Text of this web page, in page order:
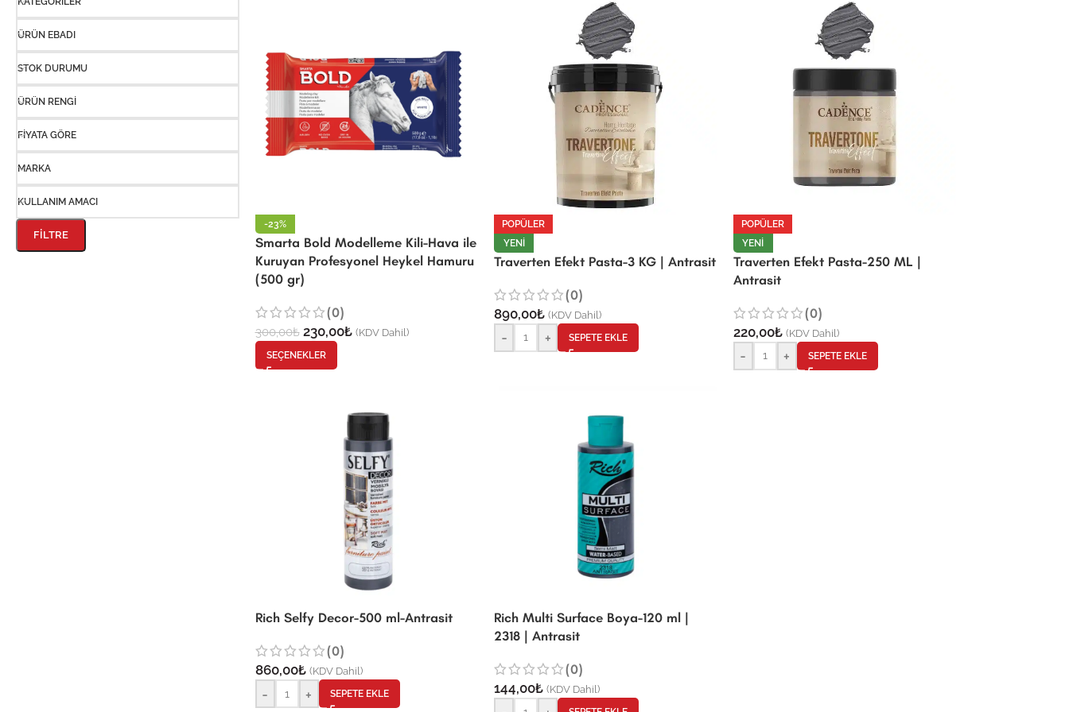
ÜRÜN EBADI
STOK DURUMU
ÜRÜN RENGI
FIYATA GÖRE
MARKA
KULLANIM AMACI
FILTRE
-23%
Smarta Bold Modelleme Kili-Hava ile
Kuruyan Profesyonel Heykel Hamuru
(500 gr)
(0)
300,00₺ 230,00₺ (KDV Dahil)
SEÇENEKLER
POPÜLER
YENI
Traverten Efekt Pasta-3 KG | Antrasit
(0)
890,00₺ (KDV Dahil)
- + SEPETE EKLE
POPÜLER
YENI
Traverten Efekt Pasta-250 ML |
Antrasit
(0)
220,00₺ (KDV Dahil)
- + SEPETE EKLE
Rich Selfy Decor-500 ml-Antrasit
(0)
860,00₺ (KDV Dahil)
- + SEPETE EKLE
Rich Multi Surface Boya-120 ml |
2318 | Antrasit
(0)
144,00₺ (KDV Dahil)